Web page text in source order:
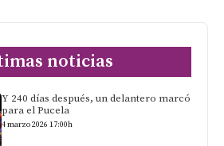
noticias
Y 240 días después, un delantero marcó
para el Pucela
4 marzo 2026 17:00h